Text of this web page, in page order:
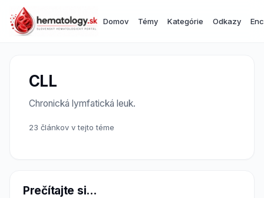
Domov Témy Kategórie Odkazy
CLL
Chronická lymfatická leuk.
23 článkov v tejto téme
Prečítajte si...